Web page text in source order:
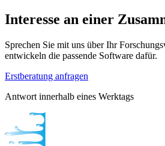
Interesse an einer
Sprechen Sie mit uns über Ihr
entwickeln die passende Software dafür.
Erstberatung anfragen
Antwort innerhalb eines Werktags